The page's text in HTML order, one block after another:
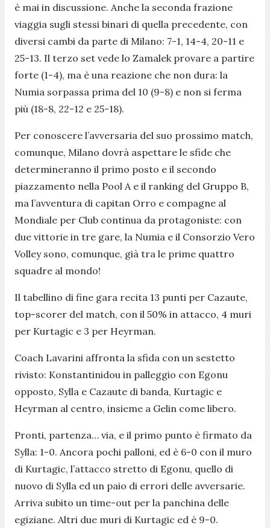
è mai in discussione. Anche la seconda frazione
viaggia sugli stessi binari di quella precedente, con
diversi cambi da parte di Milano: 7-1, 14-4, 20-11 e
25-13. Il terzo set vede lo Zamalek provare a partire
forte (1-4), ma è una reazione che non dura: la
Numia sorpassa prima del 10 (9-8) e non si ferma
più (18-8, 22-12 e 25-18).
Per conoscere l’avversaria del suo prossimo match,
comunque, Milano dovrà aspettare le sfide che
determineranno il primo posto e il secondo
piazzamento nella Pool A e il ranking del Gruppo B,
ma l’avventura di capitan Orro e compagne al
Mondiale per Club continua da protagoniste: con
due vittorie in tre gare, la Numia e il Consorzio Vero
Volley sono, comunque, già tra le prime quattro
squadre al mondo!
Il tabellino di fine gara recita 13 punti per Cazaute,
top-scorer del match, con il 50% in attacco, 4 muri
per Kurtagic e 3 per Heyrman.
Coach Lavarini affronta la sfida con un sestetto
rivisto: Konstantinidou in palleggio con Egonu
opposto, Sylla e Cazaute di banda, Kurtagic e
Heyrman al centro, insieme a Gelin come libero.
Pronti, partenza… via, e il primo punto è firmato da
Sylla: 1-0. Ancora pochi palloni, ed è 6-0 con il muro
di Kurtagic, l’attacco stretto di Egonu, quello di
nuovo di Sylla ed un paio di errori delle avversarie.
Arriva subito un time-out per la panchina delle
egiziane. Altri due muri di Kurtagic ed è 9-0.